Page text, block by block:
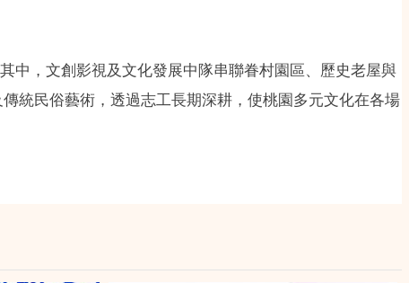
中，文創影視及文化發展中隊串聯眷村園區、歷史老屋與
統民俗藝術，透過志工長期深耕，使桃園多元文化在各場